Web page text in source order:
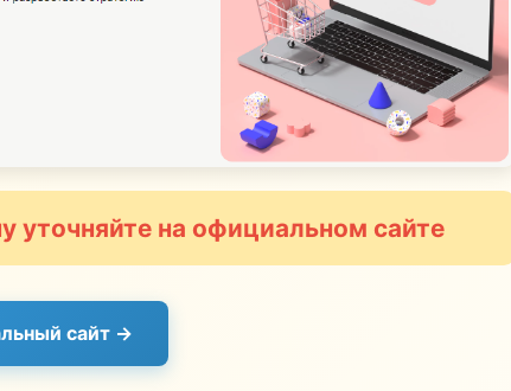
уточняйте на официальном сайте
сайт →